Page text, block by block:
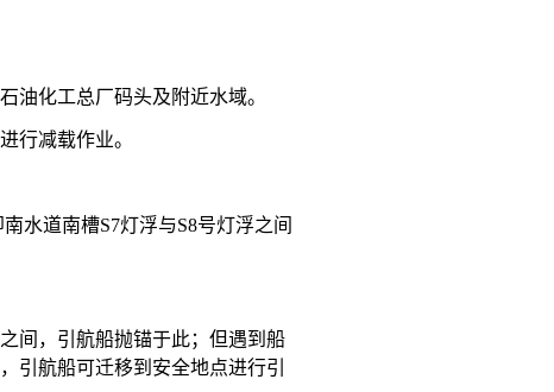
化工总厂码头及附近水域。
行减载作业。
道南槽S7灯浮与S8号灯浮之间
间，引航船抛锚于此；但遇到船
引航船可迁移到安全地点进行引